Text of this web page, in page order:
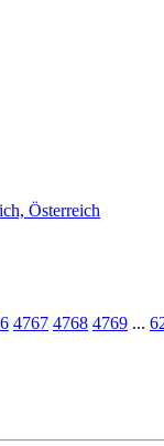
Österreich
4767 4768 4769 ...